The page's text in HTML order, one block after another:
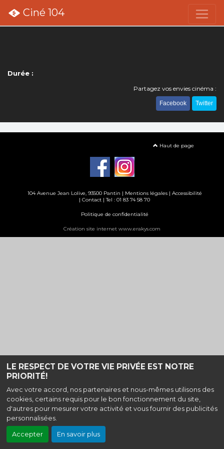
LE RESPECT DE VOTRE VIE PRIVÉE EST NOTRE
PRIORITÉ!
Avec votre accord, nos partenaires et nous-mêmes utilisons des
cookies, certains requis pour le bon fonctionnement du site,
d'autres pour mesurer votre activité et vous fournir des publicités
personnalisées.
Accepter En savoir plus
Ciné 104
Durée :
Partagez vos envies cinéma :
Facebook Twitter
Haut de page
104 Avenue Jean Lolive, 93500 Pantin | Mentions légales| Accessibilité
| Contact | Tel : 01 83 74 58 70
Politique de confidentialité
Création site internet www.erakys.com